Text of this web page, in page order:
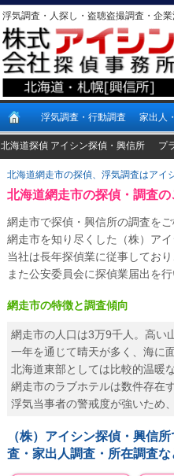
浮気調査・人探し・盗聴盗撮調査・企
浮気調査・行動調査 家出人
北海道探偵 アイシン探偵・興信所 プ
北海道網走市の探偵、浮気調査はアイ
北海道網走市の探偵・調査の
網走市で探偵・興信所の調査をご
網走市を知り尽くした（株）ア
当社は長年探偵業に従事しており
また公安委員会に探偵業届出を
網走市の特徴と調査傾向
網走市の人口は3万9千人。高い
一年を通じて晴天が多く、海に
北海道東部としては比較的温暖
網走市のラブホテルは数件存在
浮気当事者の警戒度が強いため
（株）アイシン探偵・興信
査・家出人調査・所在調査な